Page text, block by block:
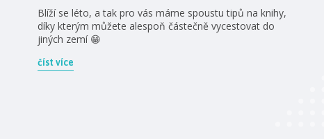
Blíží se léto, a tak pro vás máme spoustu tipů na knihy,
díky kterým můžete alespoň částečně vycestovat do
jiných zemí 😁
číst více